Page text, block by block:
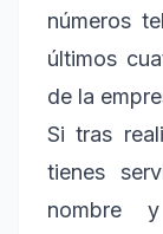
números
últimos
de la
Si tras
tienes
nombre